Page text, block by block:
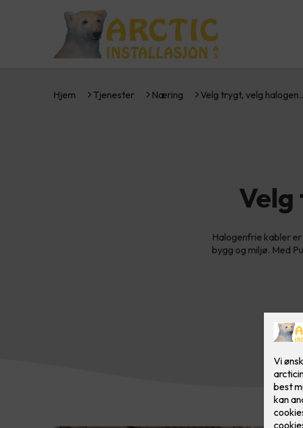
Hjem Tjenester Næring Velg trygt, velg
Halogenfrie kabler
bygg og miljø. Med